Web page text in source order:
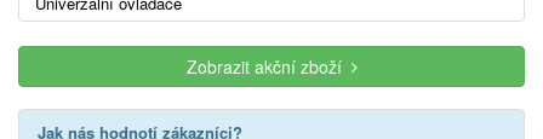
Zobrazit akční zboží
Jak nás hodnotí zákazníci?